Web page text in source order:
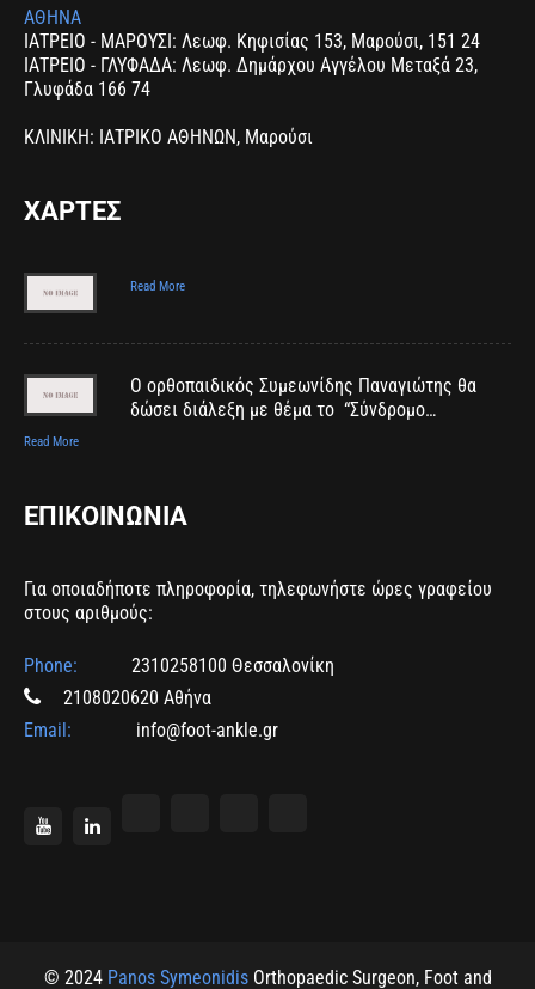
ΑΘΗΝΑ
ΙΑΤΡΕΙΟ - ΜΑΡΟΥΣΙ: Λεωφ. Κηφισίας 153, Μαρούσι, 151 24
ΙΑΤΡΕΙΟ - ΓΛΥΦΑΔΑ: Λεωφ. Δημάρχου Αγγέλου Μεταξά 23,
Γλυφάδα 166 74
ΚΛΙΝΙΚΗ: ΙΑΤΡΙΚΟ ΑΘΗΝΩΝ, Μαρούσι
ΧΑΡΤΕΣ
Read More
Ο ορθοπαιδικός Συμεωνίδης Παναγιώτης θα
δώσει διάλεξη με θέμα το “Σύνδρομο…
Read More
ΕΠΙΚΟΙΝΩΝΙΑ
Για οποιαδήποτε πληροφορία, τηλεφωνήστε ώρες γραφείου
στους αριθμούς:
Phone:
2310258100 Θεσσαλονίκη
2108020620 Αθήνα
Email:
info@foot-ankle.gr
© 2024 Panos SymeonidisOrthopaedic Surgeon, Foot and